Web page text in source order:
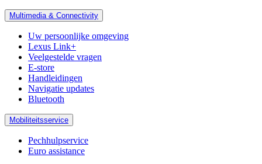
Multimedia & Connectivity
Uw persoonlijke omgeving
Lexus Link+
Veelgestelde vragen
E-store
Handleidingen
Navigatie updates
Bluetooth
Mobiliteitsservice
Pechhulpservice
Euro assistance